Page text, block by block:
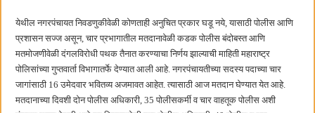
येथील नगरपंचायत निवडणुकीवेळी कोणताही अनुचित प्रकार घडू नये, यासाठी पोलीस आणि
प्रशासन सज्ज असून, चार प्रभागातील मतदानावेळी कडक पोलीस बंदोबस्त आणि
मतमोजणीवेळी दंगलविरोधी पथक तैनात करण्याचा निर्णय झाल्याची माहिती महाराष्ट्र
पोलिसांच्या गुप्तवार्ता विभागातर्फे देण्यात आली आहे. नगरपंचायतीच्या सदस्य पदाच्या चार
जागांसाठी 16 उमेदवार भवितव्य अजमावत आहेत. त्यासाठी आज मतदान घेण्यात येत आहे.
मतदानाच्या दिवशी दोन पोलीस अधिकारी, 35 पोलीसकर्मी व चार वाहतूक पोलीस अशी